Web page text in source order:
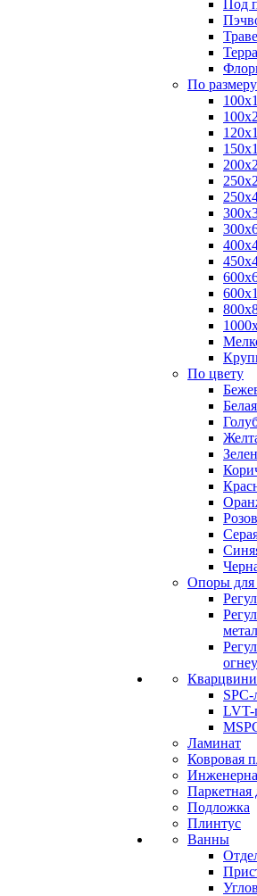
Под
По размеру
По цвету
Белая
Опоры для
LVT-
Ламинат
Ковровая
Паркетная
Подложка
Плинтус
Ванны